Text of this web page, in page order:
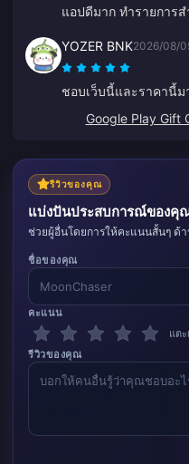
แอปดีมาก ทำรายการส
YOZER BNK2026/08/
ชอบเว็บนี้และราคานี้ม
Google Play Gift
รีวิวของคุณ
แบ่งปันประสบการณ์ของคุ
ช่วยผู้อื่นโดยการให้คะแนนสั้นๆ ด้า
ชื่อของคุณ
คะแนน
แต
รีวิวของคุณ